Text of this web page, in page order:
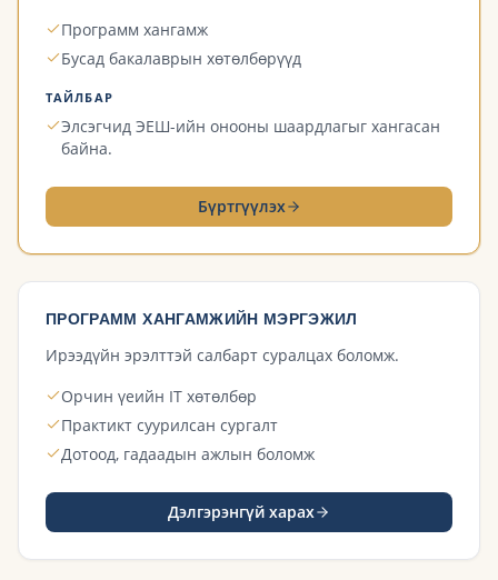
Программ хангамж
Бусад бакалаврын хөтөлбөрүүд
ТАЙЛБАР
Элсэгчид ЭЕШ-ийн онооны шаардлагыг хангасан
байна.
Бүртгүүлэх
ПРОГРАММ ХАНГАМЖИЙН МЭРГЭЖИЛ
Ирээдүйн эрэлттэй салбарт суралцах боломж.
Орчин үеийн IT хөтөлбөр
Практикт суурилсан сургалт
Дотоод, гадаадын ажлын боломж
Дэлгэрэнгүй харах